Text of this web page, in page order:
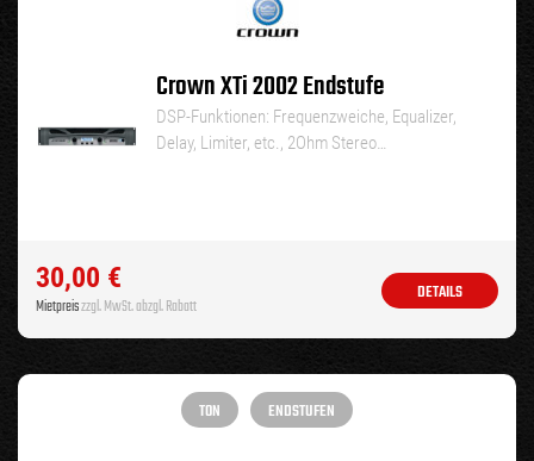
Crown XTi 2002 Endstufe
DSP-Funktionen: Frequenzweiche, Equalizer,
Delay, Limiter, etc., 2Ohm Stereo…
30,00 €
Mietpreiszzgl. MwSt. abzgl. Rabatt
DETAILS
TON ENDSTUFEN